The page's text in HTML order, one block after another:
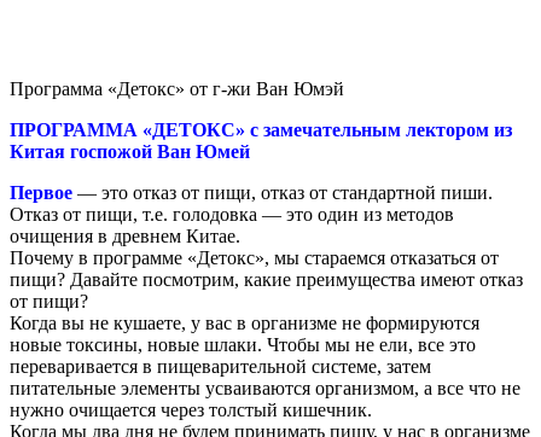
Программа «Детокс» от г-жи Ван Юмэй
ПРОГРАММА «ДЕТОКС» с замечательным лектором из
Китая госпожой Ван Юмей
Первое — это отказ от пищи, отказ от стандартной пиши.
Отказ от пищи, т.е. голодовка — это один из методов
очищения в древнем Китае.
Почему в программе «Детокс», мы стараемся отказаться от
пищи? Давайте посмотрим, какие преимущества имеют отказ
от пищи?
Когда вы не кушаете, у вас в организме не формируются
новые токсины, новые шлаки. Чтобы мы не ели, все это
переваривается в пищеварительной системе, затем
питательные элементы усваиваются организмом, а все что не
нужно очищается через толстый кишечник.
Когда мы два дня не будем принимать пищу, у нас в организме